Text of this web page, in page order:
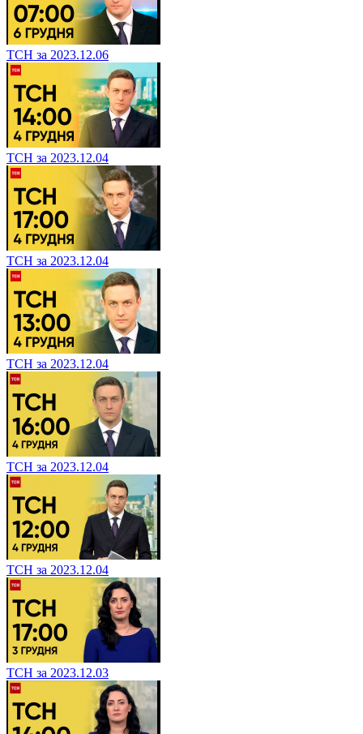
ТСН за 2023.12.06
ТСН за 2023.12.04
ТСН за 2023.12.04
ТСН за 2023.12.04
ТСН за 2023.12.04
ТСН за 2023.12.04
ТСН за 2023.12.03